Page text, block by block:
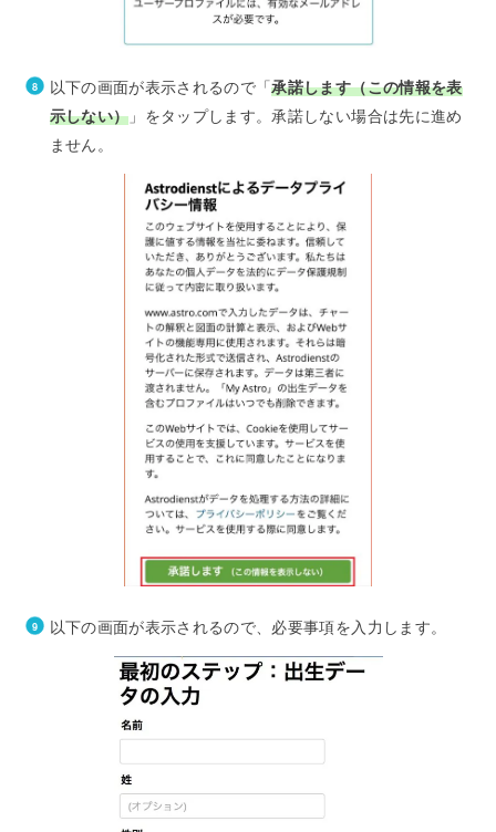
以下の画面が表示されるので「承諾します（この情報を表
示しない） 」をタップします。承諾しない場合は先に進め
ません。
以下の画面が表示されるので、必要事項を入力します。